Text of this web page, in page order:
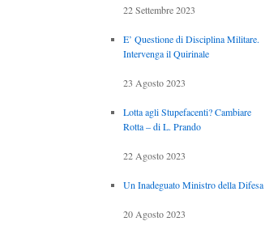
22 Settembre 2023
E’ Questione di Disciplina Militare.
Intervenga il Quirinale
23 Agosto 2023
Lotta agli Stupefacenti? Cambiare
Rotta – di L. Prando
22 Agosto 2023
Un Inadeguato Ministro della Difesa
20 Agosto 2023